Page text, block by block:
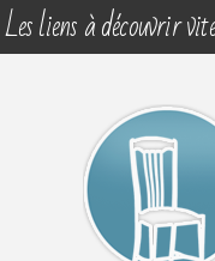
Les liens à découvrir